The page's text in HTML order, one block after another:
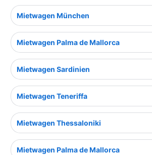
Mietwagen München
Mietwagen Palma de Mallorca
Mietwagen Sardinien
Mietwagen Teneriffa
Mietwagen Thessaloniki
Mietwagen Palma de Mallorca